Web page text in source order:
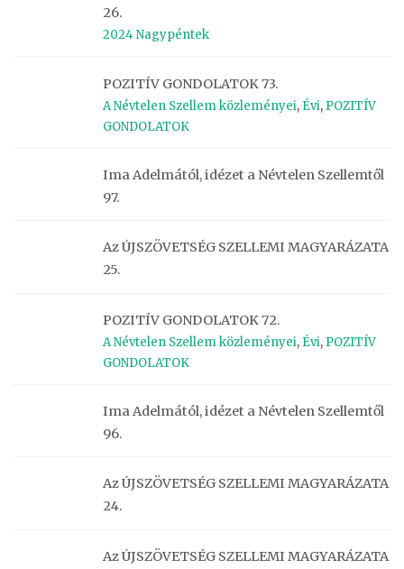
26.
2024 Nagypéntek
POZITÍV GONDOLATOK 73.
A Névtelen Szellem közleményei, Évi, POZITÍV
GONDOLATOK
Ima Adelmától, idézet a Névtelen Szellemtől
97.
Az ÚJSZÖVETSÉG SZELLEMI MAGYARÁZATA
25.
POZITÍV GONDOLATOK 72.
A Névtelen Szellem közleményei, Évi, POZITÍV
GONDOLATOK
Ima Adelmától, idézet a Névtelen Szellemtől
96.
Az ÚJSZÖVETSÉG SZELLEMI MAGYARÁZATA
24.
Az ÚJSZÖVETSÉG SZELLEMI MAGYARÁZATA